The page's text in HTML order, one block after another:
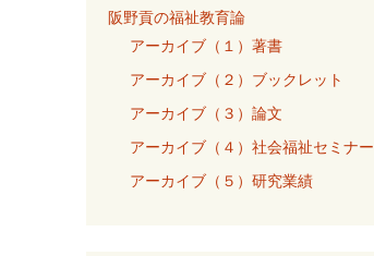
阪野貢の福祉教育論
アーカイブ（１）著書
アーカイブ（２）ブックレット
アーカイブ（３）論文
アーカイブ（４）社会福祉セミナー
アーカイブ（５）研究業績